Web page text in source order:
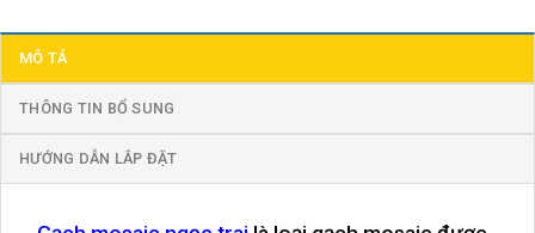
MÔ TẢ
THÔNG TIN BỔ SUNG
HƯỚNG DẪN LẮP ĐẶT